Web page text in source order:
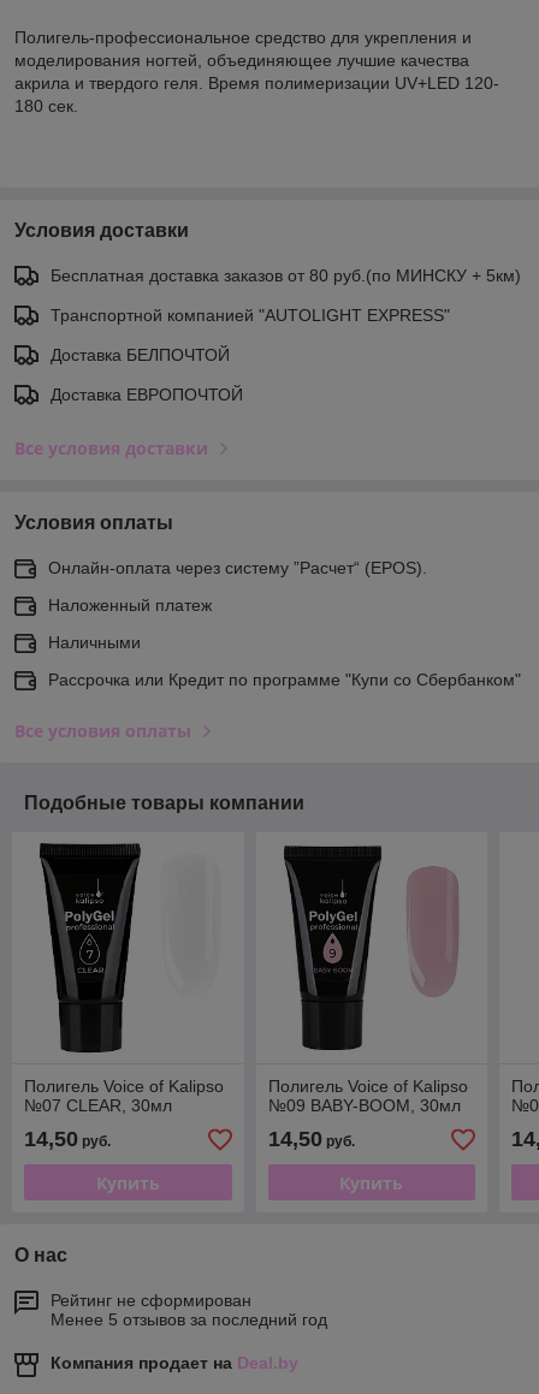
Полигель-профессиональное средство для укрепления и
моделирования ногтей, объединяющее лучшие качества
акрила и твердого геля. Время полимеризации UV+LED 120-
180 сек.
Условия доставки
Бесплатная доставка заказов от 80 руб.(по МИНСКУ + 5км)
Транспортной компанией "AUTOLIGHT EXPRESS"
Доставка БЕЛПОЧТОЙ
Доставка ЕВРОПОЧТОЙ
Все условия доставки
Условия оплаты
Онлайн-оплата через систему ”Расчет“ (EPOS).
Наложенный платеж
Наличными
Рассрочка или Кредит по программе "Купи со Сбербанком"
Все условия оплаты
Подобные товары компании
Полигель Voice of Kalipso
№07 CLEAR, 30мл
14,50 руб.
Купить
Полигель Voice of Kalipso
№09 BABY-BOOM, 30мл
14,50руб.
Купить
О нас
Рейтинг не сформирован
Менее 5 отзывов за последний год
Компания продает на Deal.by